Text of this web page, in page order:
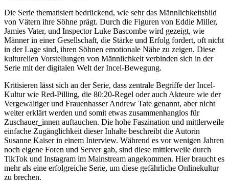
Die Serie thematisiert bedrückend, wie sehr das Männlichkeitsbild
von Vätern ihre Söhne prägt. Durch die Figuren von Eddie Miller,
Jamies Vater, und Inspector Luke Bascombe wird gezeigt, wie
Männer in einer Gesellschaft, die Stärke und Erfolg fordert, oft nicht
in der Lage sind, ihren Söhnen emotionale Nähe zu zeigen. Diese
kulturellen Vorstellungen von Männlichkeit verbinden sich in der
Serie mit der digitalen Welt der Incel-Bewegung.
Kritisieren lässt sich an der Serie, dass zentrale Begriffe der Incel-
Kultur wie Red-Pilling, die 80:20-Regel oder auch Akteure wie der
Vergewaltiger und Frauenhasser Andrew Tate genannt, aber nicht
weiter erklärt werden und somit etwas zusammenhanglos für
Zuschauer_innen auftauchen. Die hohe Faszination und mittlerweile
einfache Zugänglichkeit dieser Inhalte beschreibt die Autorin
Susanne Kaiser in einem Interview. Während es vor wenigen Jahren
noch eigene Foren und Server gab, sind diese mittlerweile durch
TikTok und Instagram im Mainstream angekommen. Hier braucht es
mehr als eine erfolgreiche Serie, um diese gefährliche Onlinekultur
zu brechen.